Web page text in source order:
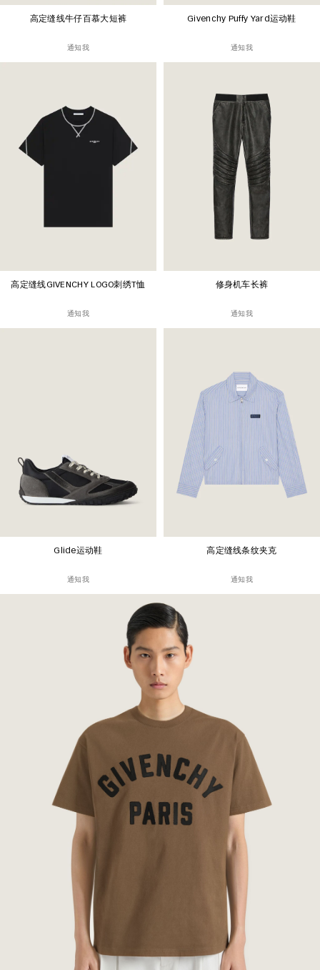
高定缝线牛仔百慕大短裤
通知我
Givenchy Puffy Yard运动鞋
通知我
高定缝线GIVENCHY LOGO刺绣T恤
通知我
修身机车长裤
通知我
Glide运动鞋
通知我
高定缝线条纹夹克
通知我